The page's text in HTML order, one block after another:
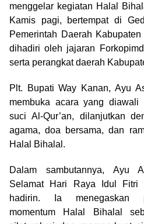
menggelar kegiatan Halal
Kamis pagi, bertempat di
Pemerintah Daerah
dihadiri oleh jajaran
serta perangkat daerah
Plt. Bupati Way Kanan, Ayu
membuka acara yang diawali
suci Al-Qur’an, dilanjutkan
agama, doa bersama, dan
Halal Bihalal.
Dalam sambutannya, Ayu
Selamat Hari Raya Idul Fitri
hadirin. Ia menegaskan
momentum Halal Bihalal